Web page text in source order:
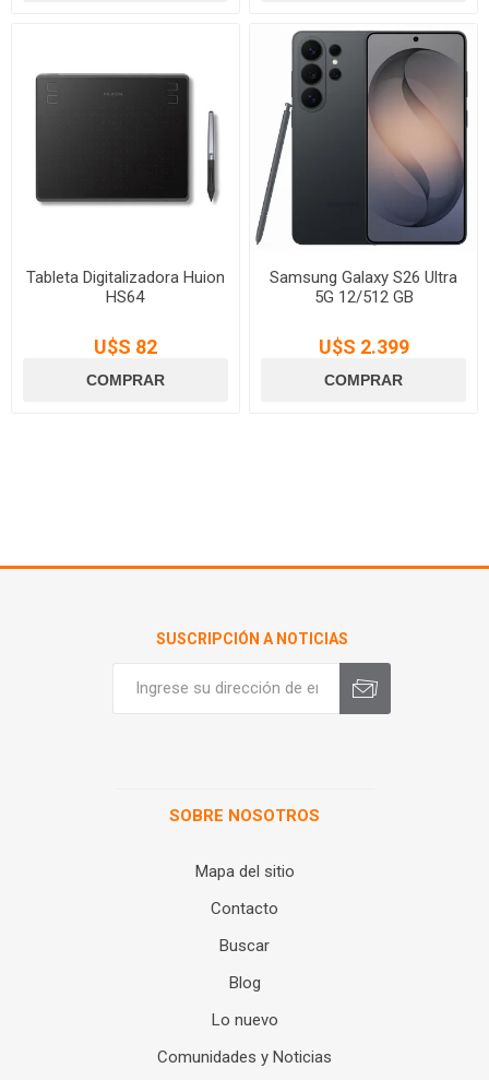
Tableta Digitalizadora Huion
HS64
U$S 82
Samsung Galaxy S26 Ultra
5G 12/512 GB
U$S 2.399
SUSCRIPCIÓN A NOTICIAS
SOBRE NOSOTROS
Mapa del sitio
Contacto
Buscar
Blog
Lo nuevo
Comunidades y Noticias